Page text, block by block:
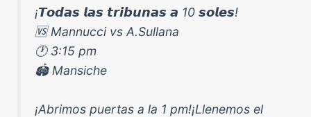
¡𝙏𝙤𝙙𝙖𝙨 𝙡𝙖𝙨 𝙩𝙧𝙞𝙗𝙪𝙣𝙖𝙨 𝙖 10 𝙨𝙤𝙡𝙚𝙨!
🆚 Mannucci vs A.Sullana
🕐 3:15 pm
🏟️ Mansiche
¡Abrimos puertas a la 1 pm!¡Llenemos el